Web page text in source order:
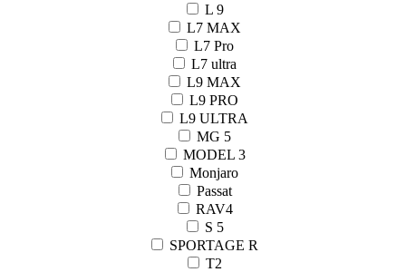
L 9
L7 MAX
L7 Pro
L7 ultra
L9 MAX
L9 PRO
L9 ULTRA
MG 5
MODEL 3
Monjaro
Passat
RAV4
S 5
SPORTAGE R
T2